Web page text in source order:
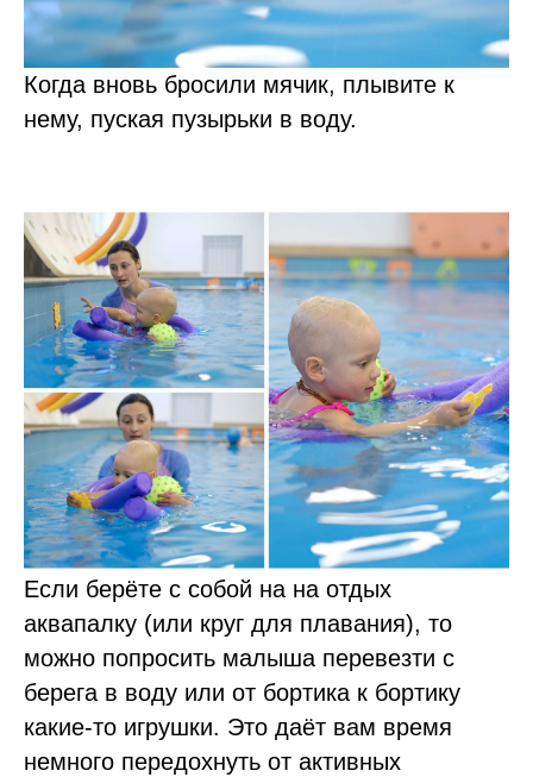
Когда вновь бросили мячик, плывите к
нему, пуская пузырьки в воду.
Если берёте с собой на на отдых
аквапалку (или круг для плавания), то
можно попросить малыша перевезти с
берега в воду или от бортика к бортику
какие-то игрушки. Это даёт вам время
немного передохнуть от активных